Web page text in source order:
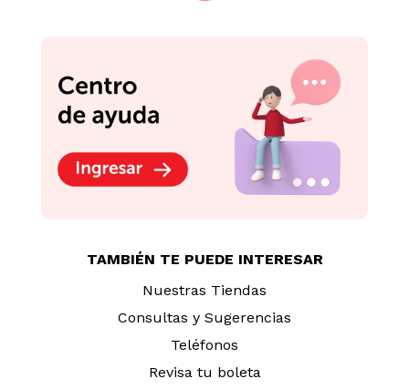
TAMBIÉN TE PUEDE INTERESAR
Nuestras Tiendas
Consultas y Sugerencias
Teléfonos
Revisa tu boleta